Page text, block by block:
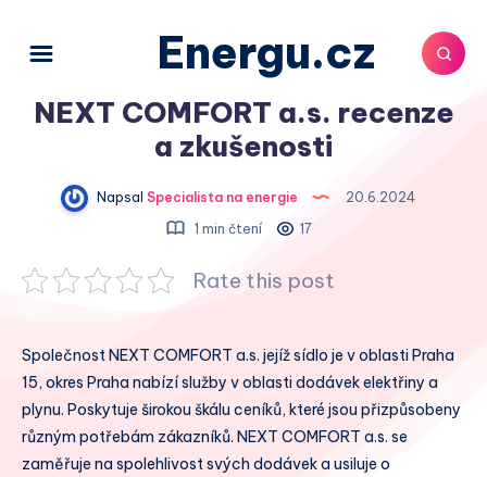
Energu.cz
NEXT COMFORT a.s. recenze
a zkušenosti
Napsal Specialista na energie
20.6.2024
1 min čtení
17
Rate this post
Společnost NEXT COMFORT a.s. jejíž sídlo je v oblasti Praha
15, okres Praha nabízí služby v oblasti dodávek elektřiny a
plynu. Poskytuje širokou škálu ceníků, které jsou přizpůsobeny
různým potřebám zákazníků. NEXT COMFORT a.s. se
zaměřuje na spolehlivost svých dodávek a usiluje o